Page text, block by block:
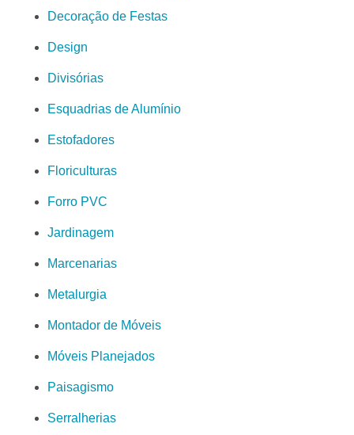
Decoração de Festas
Design
Divisórias
Esquadrias de Alumínio
Estofadores
Floriculturas
Forro PVC
Jardinagem
Marcenarias
Metalurgia
Montador de Móveis
Móveis Planejados
Paisagismo
Serralherias